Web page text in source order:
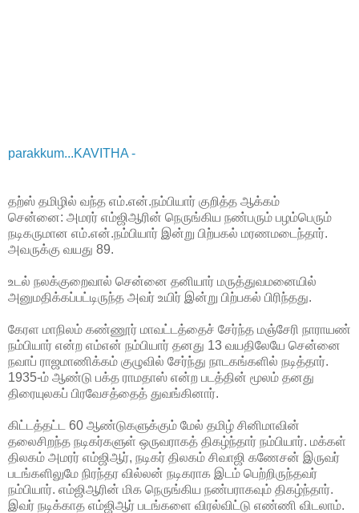
parakkum...KAVITHA -
தற்ஸ் தமிழில் வந்த எம்.என்.நம்பியார் குறித்த ஆக்கம்
சென்னை: அமரர் எம்ஜிஆரின் நெருங்கிய நண்பரும் பழம்பெரும்
நடிகருமான எம்.என்.நம்பியார் இன்று பிற்பகல் மரணமடைந்தார்.
அவருக்கு வயது 89.
உடல் நலக்குறைவால் சென்னை தனியார் மருத்துவமனையில்
அனுமதிக்கப்பட்டிருந்த அவர் உயிர் இன்று பிற்பகல் பிரிந்தது.
கேரள மாநிலம் கண்ணூர் மாவட்டத்தைச் சேர்ந்த மஞ்சேரி நாராயண்
நம்பியார் என்ற எம்என் நம்பியார் தனது 13 வயதிலேயே சென்னை
நவாப் ராஜமாணிக்கம் குழுவில் சேர்ந்து நாடகங்களில் நடித்தார்.
1935-ம் ஆண்டு பக்த ராமதாஸ் என்ற படத்தின் மூலம் தனது
திரையுலகப் பிரவேசத்தைத் துவங்கினார்.
கிட்டத்தட்ட 60 ஆண்டுகளுக்கும் மேல் தமிழ் சினிமாவின்
தலைசிறந்த நடிகர்களுள் ஒருவராகத் திகழ்ந்தார் நம்பியார். மக்கள்
திலகம் அமரர் எம்ஜிஆர், நடிகர் திலகம் சிவாஜி கணேசன் இருவர்
படங்களிலுமே நிரந்தர வில்லன் நடிகராக இடம் பெற்றிருந்தவர்
நம்பியார். எம்ஜிஆரின் மிக நெருங்கிய நண்பராகவும் திகழ்ந்தார்.
இவர் நடிக்காத எம்ஜிஆர் படங்களை விரல்விட்டு எண்ணி விடலாம்.